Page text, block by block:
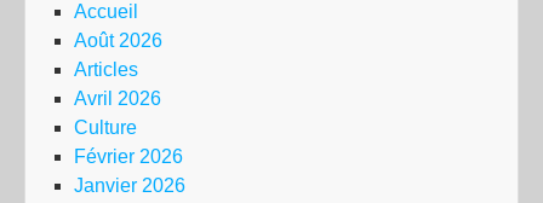
Accueil
Août 2026
Articles
Avril 2026
Culture
Février 2026
Janvier 2026